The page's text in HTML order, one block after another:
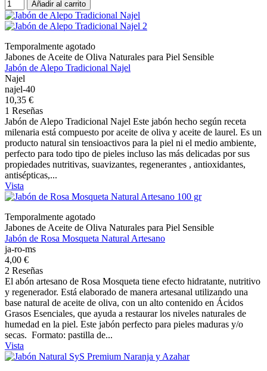
Añadir al carrito
Temporalmente agotado
Jabones de Aceite de Oliva Naturales para Piel Sensible
Jabón de Alepo Tradicional Najel
Najel
najel-40
10,35 €
1 Reseñas
Jabón de Alepo Tradicional Najel Este jabón hecho según receta
milenaria está compuesto por aceite de oliva y aceite de laurel. Es un
producto natural sin tensioactivos para la piel ni el medio ambiente,
perfecto para todo tipo de pieles incluso las más delicadas por sus
propiedades nutritivas, suavizantes, regenerantes , antioxidantes,
antisépticas,...
Vista
Temporalmente agotado
Jabones de Aceite de Oliva Naturales para Piel Sensible
Jabón de Rosa Mosqueta Natural Artesano
ja-ro-ms
4,00 €
2 Reseñas
El abón artesano de Rosa Mosqueta tiene efecto hidratante, nutritivo
y regenerador. Está elaborado de manera artesanal utilizando una
base natural de aceite de oliva, con un alto contenido en Ácidos
Grasos Esenciales, que ayuda a restaurar los niveles naturales de
humedad en la piel. Este jabón perfecto para pieles maduras y/o
secas. Formato: pastilla de...
Vista